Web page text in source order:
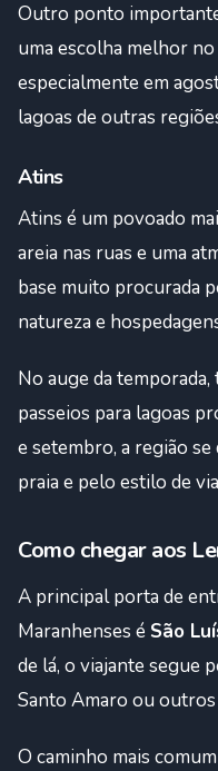
Outro ponto
uma escolha melhor
especialmente em
lagoas de outras
Atins
Atins é um povoado
areia nas ruas e uma
base muito procurada
natureza e
No auge da
passeios para lagoas
e setembro, a região
praia e pelo estilo de
Como chegar aos
A principal porta de
Maranhenses é São
de lá, o viajante segue
Santo Amaro ou
O caminho mais comum